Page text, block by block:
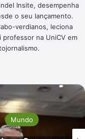
Insite, desempenha
o seu lançamento.
verdianos, leciona
na UniCV em